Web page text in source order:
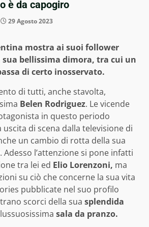
è da capogiro
29 Agosto 2023
mostra ai suoi follower
sua bellissima dimora, tra cui un
di certo inosservato.
di tutti, anche stavolta,
Belen Rodriguez. Le vicende
in questo periodo
di scena dalla televisione di
un cambio di rotta della sua
l’attenzione si pone infatti
tra lei ed Elio Lorenzoni, ma
su ciò che concerne la sua vita
pubblicate nel suo profilo
scorci della sua splendida
sala da pranzo.